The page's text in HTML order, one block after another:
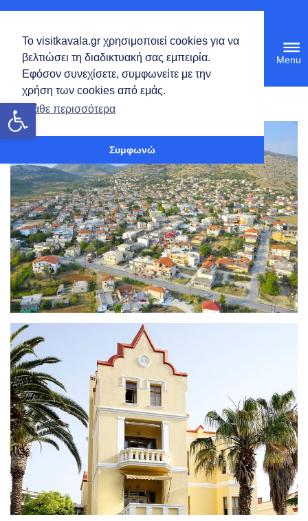
Το visitkavala.gr χρησιμοποιεί cookies για να
βελτιώσει τη διαδικτυακή σας εμπειρία.
Εφόσον συνεχίσετε, συμφωνείτε με την
χρήση των cookies από εμάς.
Μάθε περισσότερα
Συμφωνώ
Ανοίξτε τη γραμμή εργαλείων
Κρηνίδες
Μέγαρο Wix